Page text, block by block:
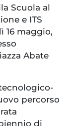
Scuola al
e ITS
16 maggio,
Abate
percorso
di